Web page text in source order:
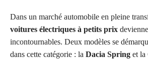
Dans un marché automobile en pleine
voitures électriques à petits prix
incontournables. Deux modèles se
dans cette catégorie : la Dacia Spring et la